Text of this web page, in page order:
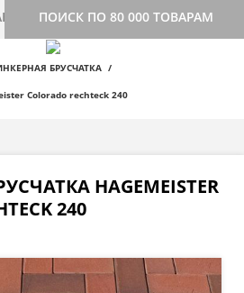
ПОИСК ПО 80 000 ТОВАРАМ
БРУСЧАТКА
Colorado rechteck 240
HAGEMEISTER
240